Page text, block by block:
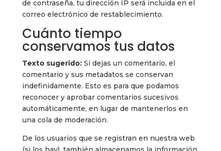
de contraseña, tu dirección IP será incluida en el
correo electrónico de restablecimiento.
Cuánto tiempo
conservamos tus datos
Texto sugerido: Si dejas un comentario, el
comentario y sus metadatos se conservan
indefinidamente. Esto es para que podamos
reconocer y aprobar comentarios sucesivos
automáticamente, en lugar de mantenerlos en
una cola de moderación.
De los usuarios que se registran en nuestra web